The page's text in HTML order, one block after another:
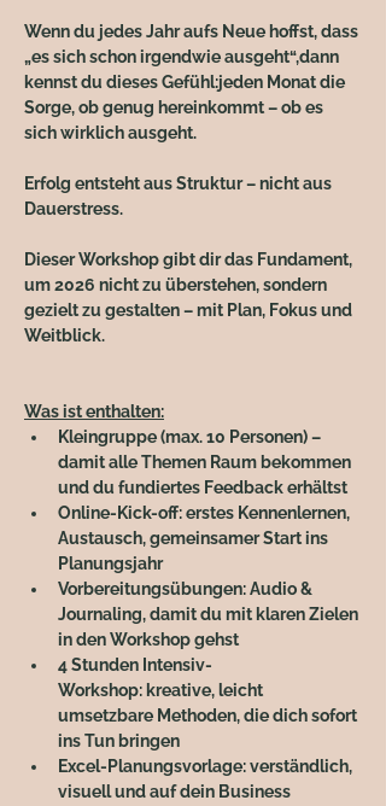
Wenn du jedes Jahr aufs Neue hoffst, dass
„es sich schon irgendwie ausgeht“,dann
kennst du dieses Gefühl:jeden Monat die
Sorge, ob genug hereinkommt – ob es
sich wirklich ausgeht.
Erfolg entsteht aus Struktur – nicht aus
Dauerstress.
Dieser Workshop gibt dir das Fundament,
um 2026 nicht zu überstehen, sondern
gezielt zu gestalten – mit Plan, Fokus und
Weitblick.
Was ist enthalten:
Kleingruppe (max. 10 Personen) –
damit alle Themen Raum bekommen
und du fundiertes Feedback erhältst
Online-Kick-off: erstes Kennenlernen,
Austausch, gemeinsamer Start ins
Planungsjahr
Vorbereitungsübungen: Audio &
Journaling, damit du mit klaren Zielen
in den Workshop gehst
4 Stunden Intensiv-
Workshop: kreative, leicht
umsetzbare Methoden, die dich sofort
ins Tun bringen
Excel-Planungsvorlage: verständlich,
visuell und auf dein Business